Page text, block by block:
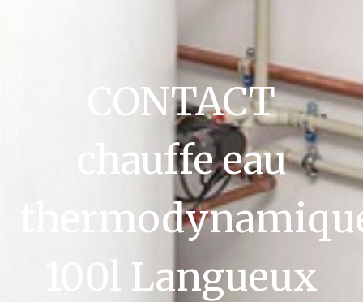
CONTACT
chauffe eau
100l Langueux